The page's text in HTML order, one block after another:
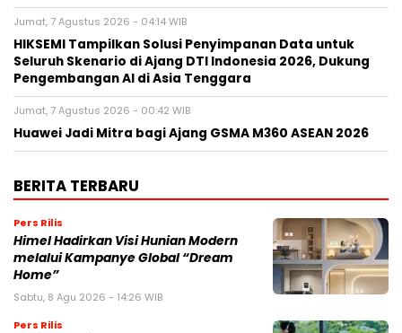
Jumat, 7 Agustus 2026 - 04:14 WIB
HIKSEMI Tampilkan Solusi Penyimpanan Data untuk
Seluruh Skenario di Ajang DTI Indonesia 2026, Dukung
Pengembangan AI di Asia Tenggara
Jumat, 7 Agustus 2026 - 00:42 WIB
Huawei Jadi Mitra bagi Ajang GSMA M360 ASEAN 2026
BERITA TERBARU
Pers Rilis
Himel Hadirkan Visi Hunian Modern
melalui Kampanye Global “Dream
Home”
Sabtu, 8 Agu 2026 - 14:26 WIB
Pers Rilis